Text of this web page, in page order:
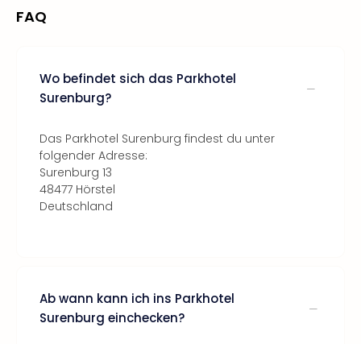
FAQ
Wo befindet sich das Parkhotel
Surenburg?
Das Parkhotel Surenburg findest du unter
folgender Adresse:
Surenburg 13
48477 Hörstel
Deutschland
Ab wann kann ich ins Parkhotel
Surenburg einchecken?